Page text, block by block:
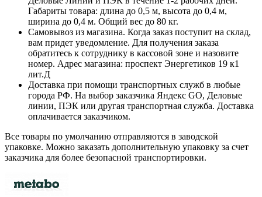
Габариты товара: длина до 0,5 м, высота до 0,4 м,
ширина до 0,4 м. Общий вес до 80 кг.
Самовывоз из магазина. Когда заказ поступит на склад,
вам придет уведомление. Для получения заказа
обратитесь к сотруднику в кассовой зоне и назовите
номер. Адрес магазина: проспект Энергетиков 19 к1
лит.Д
Доставка при помощи транспортных служб в любые
города РФ. На выбор заказчика Яндекс GO, Деловые
линии, ПЭК или другая транспортная служба. Доставка
оплачивается заказчиком.
Все товары по умолчанию отправляются в заводской
упаковке. Можно заказать дополнительную упаковку за счет
заказчика для более безопасной транспортировки.